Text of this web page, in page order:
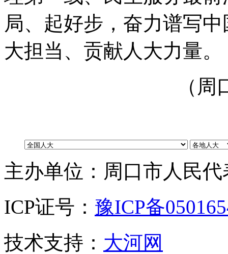
局、起好步 ， 奋力谱写
大担当、贡献人大力量。
（周口
主办单位：周口市人民
ICP证号： 豫ICP备
技术支持： 大河网